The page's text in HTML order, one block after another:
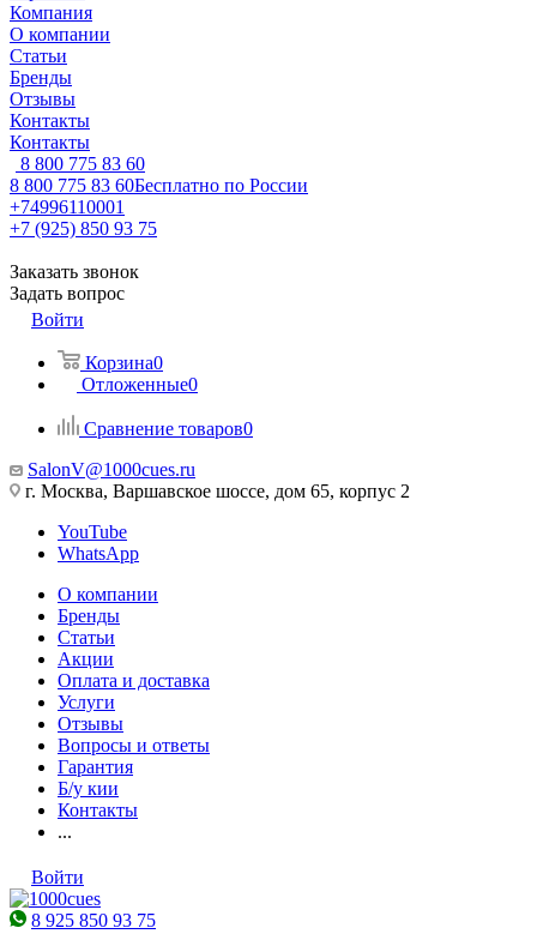
Компания
О компании
Статьи
Бренды
Отзывы
Контакты
Контакты
8 800 775 83 60
8 800 775 83 60Бесплатно по России
+74996110001
+7 (925) 850 93 75
Заказать звонок
Задать вопрос
Войти
Корзина0
Отложенные0
Сравнение товаров0
SalonV@1000cues.ru
г. Москва, Варшавское шоссе, дом 65, корпус 2
YouTube
WhatsApp
О компании
Бренды
Статьи
Акции
Оплата и доставка
Услуги
Отзывы
Вопросы и ответы
Гарантия
Б/у кии
Контакты
...
Войти
8 925 850 93 75